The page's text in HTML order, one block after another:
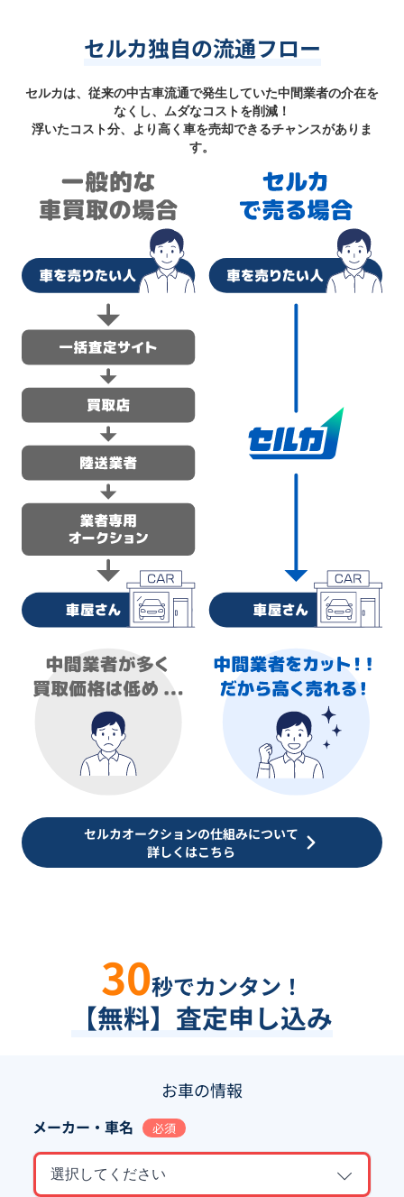
セルカ独自の流通フロー
セルカは、従来の中古車流通で発生していた中間業者の介在を
なくし、ムダなコストを削減！
浮いたコスト分、より高く車を売却できるチャンスがありま
す。
セルカオークションの仕組みについて
詳しくはこちら
30秒でカンタン！
【無料】査定申し込み
お車の情報
メーカー・車名 必須
選択してください